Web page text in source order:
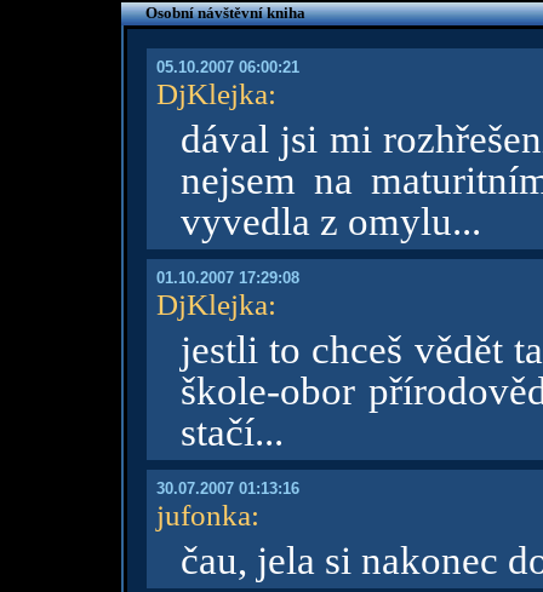
Osobní návštěvní kniha
05.10.2007 06:00:21
DjKlejka:
dával jsi mi
nejsem na
vyvedla z omylu...
01.10.2007 17:29:08
DjKlejka:
jestli to chceš vědět
škole-obor
stačí...
30.07.2007 01:13:16
jufonka:
čau, jela si nakonec